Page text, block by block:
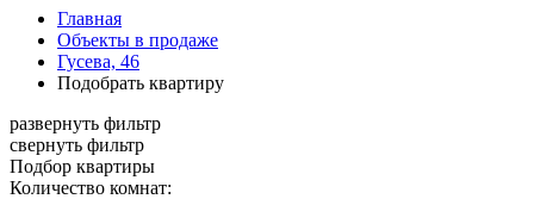
Главная
Объекты в продаже
Гусева, 46
Подобрать квартиру
развернуть фильтр
свернуть фильтр
Подбор квартиры
Количество комнат: